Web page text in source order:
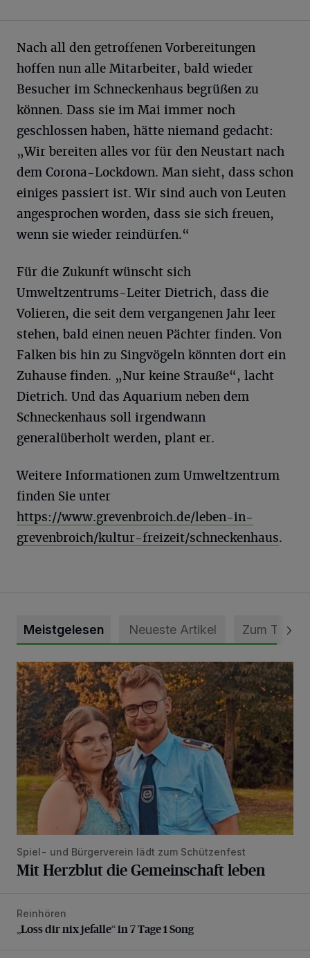
Nach all den getroffenen Vorbereitungen
hoffen nun alle Mitarbeiter, bald wieder
Besucher im Schneckenhaus begrüßen zu
können. Dass sie im Mai immer noch
geschlossen haben, hätte niemand gedacht:
„Wir bereiten alles vor für den Neustart nach
dem Corona-Lockdown. Man sieht, dass schon
einiges passiert ist. Wir sind auch von Leuten
angesprochen worden, dass sie sich freuen,
wenn sie wieder reindürfen.“
Für die Zukunft wünscht sich
Umweltzentrums-Leiter Dietrich, dass die
Volieren, die seit dem vergangenen Jahr leer
stehen, bald einen neuen Pächter finden. Von
Falken bis hin zu Singvögeln könnten dort ein
Zuhause finden. „Nur keine Strauße“, lacht
Dietrich. Und das Aquarium neben dem
Schneckenhaus soll irgendwann
generalüberholt werden, plant er.
Weitere Informationen zum Umweltzentrum
finden Sie unter
https://www.grevenbroich.de/leben-in-
grevenbroich/kultur-freizeit/schneckenhaus.
Meistgelesen Neueste Artikel Zum Thema
Mit Herzblut die Gemeinschaft leben
Spiel- und Bürgerverein lädt zum Schützenfest
Mit Herzblut die Gemeinschaft leben
„Loss dir nix jefalle“ in 7 Tage 1 Song
Reinhören
„Loss dir nix jefalle“ in 7 Tage 1 Song